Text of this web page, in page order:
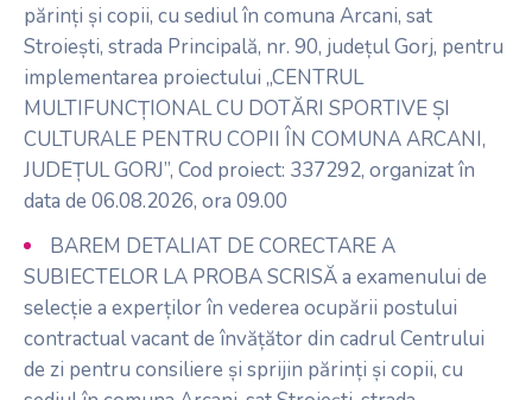
părinți și copii, cu sediul în comuna Arcani, sat
Stroiești, strada Principală, nr. 90, județul Gorj, pentru
implementarea proiectului „CENTRUL
MULTIFUNCȚIONAL CU DOTĂRI SPORTIVE ȘI
CULTURALE PENTRU COPII ÎN COMUNA ARCANI,
JUDEȚUL GORJ”, Cod proiect: 337292, organizat în
data de 06.08.2026, ora 09.00
BAREM DETALIAT DE CORECTARE A
SUBIECTELOR LA PROBA SCRISĂ a examenului de
selecție a experților în vederea ocupării postului
contractual vacant de învățător din cadrul Centrului
de zi pentru consiliere și sprijin părinți și copii, cu